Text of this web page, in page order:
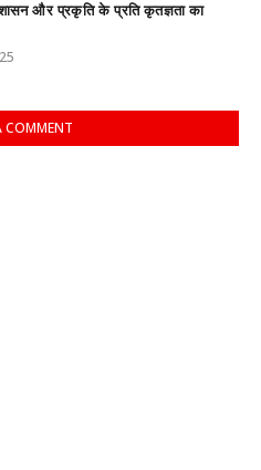
और प्रकृति के प्रति कृतज्ञता का
COMMENT